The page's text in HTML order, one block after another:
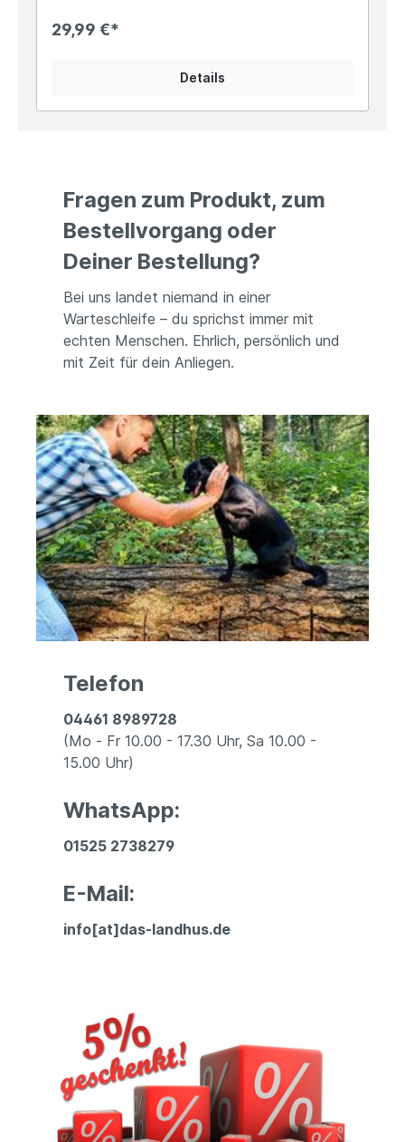
die Du unter dieser Beschreibung unter
Produktsicherheit: Hersteller: Campo Home &
Garden, Handelshof 2, 28816 Stuhr, Deutschland
29,99 €*
Details
Fragen zum Produkt, zum
Bestellvorgang oder
Deiner Bestellung?
Bei uns landet niemand in einer
Warteschleife – du sprichst immer mit
echten Menschen. Ehrlich, persönlich und
mit Zeit für dein Anliegen.
Telefon
04461 8989728
(Mo - Fr 10.00 - 17.30 Uhr, Sa 10.00 -
15.00 Uhr)
WhatsApp:
01525 2738279
E-Mail:
info[at]das-landhus.de